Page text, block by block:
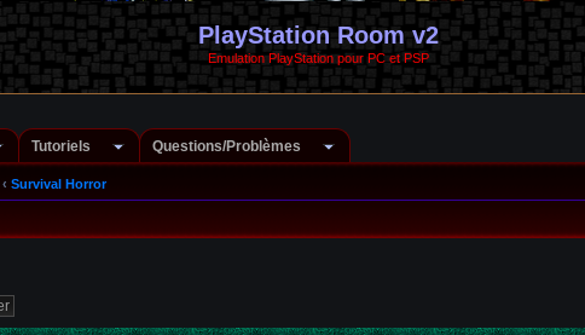
PlayStation Room v2
Emulation PlayStation pour PC et PSP
Tutoriels Questions/Problèmes
‹ Survival Horror